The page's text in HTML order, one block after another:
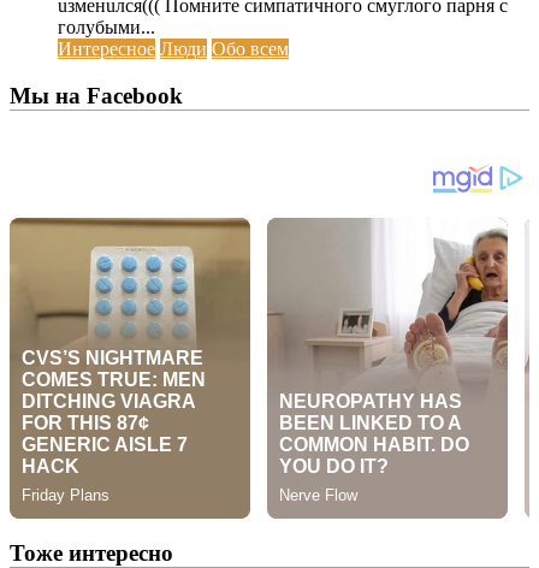
uзменuлся((( Помните симпатичного смуглого парня с
голубыми...
Интересное Люди Обо всем
Мы на Facebook
Тоже интересно